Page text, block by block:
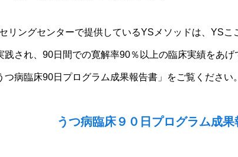
リングセンターで提供しているYSメソッドは、YSこ
践され、90日間での寛解率90％以上の臨床実績をあ
つ病臨床90日プログラム成果報告書」をご覧ください。
うつ病臨床９０日プログラム成果